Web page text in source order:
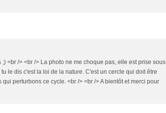
<br /> <br /> La photo ne me choque pas, elle est prise sous
le dis c'est la loi de la nature. C'est un cercle qui doit être
perturbons ce cycle. <br /> <br /> A bientôt et merci pour